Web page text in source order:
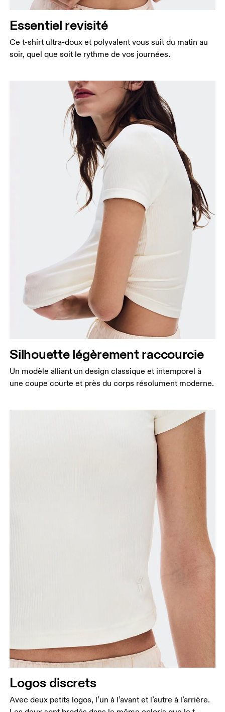
Essentiel revisité
Ce t-shirt ultra-doux et polyvalent vous suit du matin au
soir, quel que soit le rythme de vos journées.
Silhouette légèrement raccourcie
Un modèle alliant un design classique et intemporel à
une coupe courte et près du corps résolument moderne.
Logos discrets
Avec deux petits logos, l’un à l’avant et l’autre à l’arrière.